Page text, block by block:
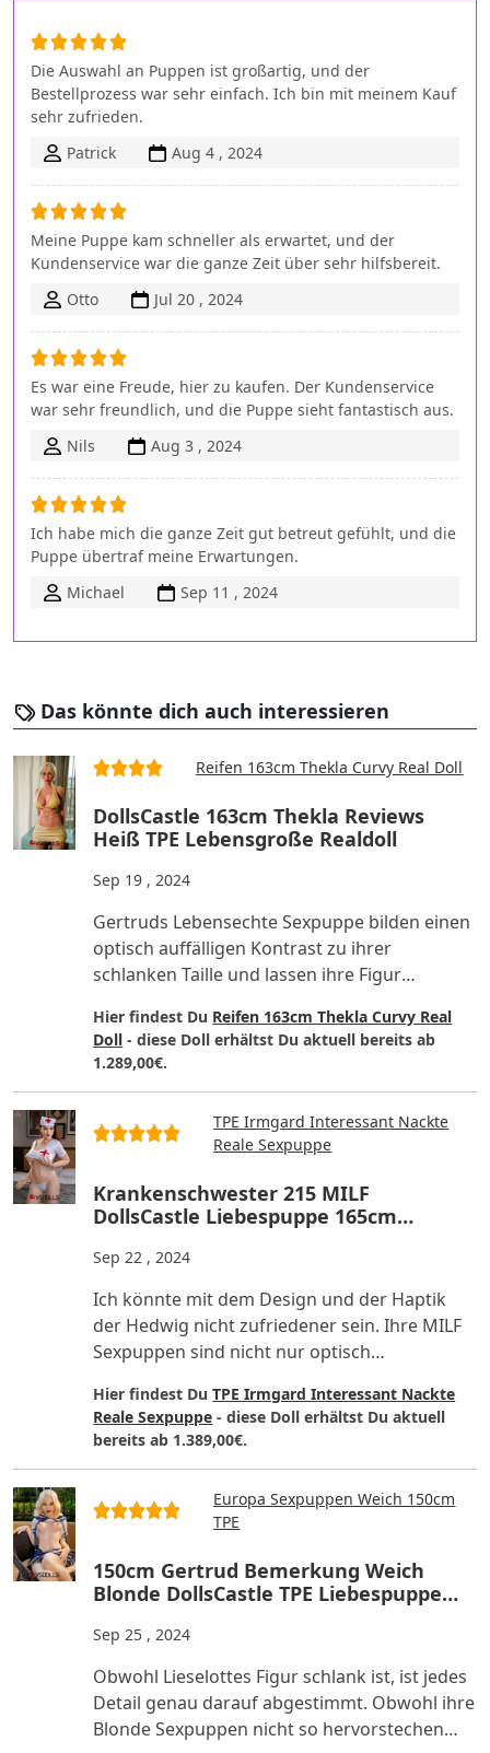
Die Auswahl an Puppen ist großartig, und der
Bestellprozess war sehr einfach. Ich bin mit meinem Kauf
sehr zufrieden.
Patrick
Aug 4 , 2024
Meine Puppe kam schneller als erwartet, und der
Kundenservice war die ganze Zeit über sehr hilfsbereit.
Otto
Jul 20 , 2024
Es war eine Freude, hier zu kaufen. Der Kundenservice
war sehr freundlich, und die Puppe sieht fantastisch aus.
Nils
Aug 3 , 2024
Ich habe mich die ganze Zeit gut betreut gefühlt, und die
Puppe übertraf meine Erwartungen.
Michael
Sep 11 , 2024
Das könnte dich auch interessieren
Reifen 163cm Thekla Curvy Real Doll
DollsCastle 163cm Thekla Reviews
Heiß TPE Lebensgroße Realdoll
Sep 19 , 2024
Gertruds Lebensechte Sexpuppe bilden einen
optisch auffälligen Kontrast zu ihrer
schlanken Taille und lassen ihre Figur
Hier findest Du Reifen 163cm Thekla Curvy Real
Doll - diese Doll erhältst Du aktuell bereits ab
1.289,00€.
TPE Irmgard Interessant Nackte
Reale Sexpuppe
Krankenschwester 215 MILF
DollsCastle Liebespuppe 165cm
Sep 22 , 2024
Ich könnte mit dem Design und der Haptik
der Hedwig nicht zufriedener sein. Ihre MILF
Sexpuppen sind nicht nur optisch
Hier findest DuTPE Irmgard Interessant Nackte
Reale Sexpuppe - diese Doll erhältst Du aktuell
bereits ab 1.389,00€.
Europa Sexpuppen Weich 150cm
TPE
150cm Gertrud Bemerkung Weich
Blonde DollsCastle TPE Liebespuppe
Sep 25 , 2024
Obwohl Lieselottes Figur schlank ist, ist jedes
Detail genau darauf abgestimmt. Obwohl ihre
Blonde Sexpuppen nicht so hervorstechen